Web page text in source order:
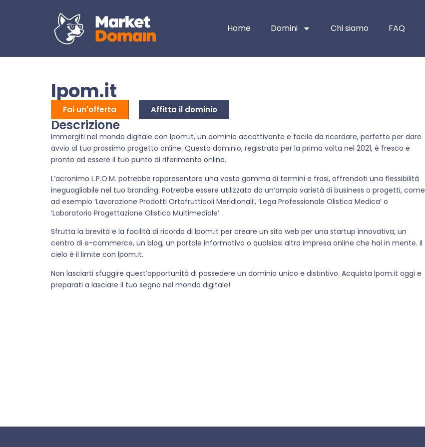
Home Domini Chi siamo FAQ
lpom.it
Fai un'offerta Affitta il dominio
Descrizione
Immergiti nel mondo digitale con lpom.it, un dominio accattivante e facile da ricordare, perfetto per dare
avvio al tuo prossimo progetto online. Questo dominio, registrato per la prima volta nel 2021, è fresco e
pronto ad essere il tuo punto di riferimento online.
L’acronimo L.P.O.M. potrebbe rappresentare una vasta gamma di termini e frasi, offrendoti una flessibilità
ineguagliabile nel tuo branding. Potrebbe essere utilizzato da un’ampia varietà di business o progetti, come
ad esempio ‘Lavorazione Prodotti Ortofrutticoli Meridionali’, ‘Lega Professionale Olistica Medica’ o
‘Laboratorio Progettazione Olistica Multimediale’.
Sfrutta la brevità e la facilità di ricordo di lpom.it per creare un sito web per una startup innovativa, un
centro di e-commerce, un blog, un portale informativo o qualsiasi altra impresa online che hai in mente. Il
cielo è il limite con lpom.it.
Non lasciarti sfuggire quest’opportunità di possedere un dominio unico e distintivo. Acquista lpom.it oggi e
preparati a lasciare il tuo segno nel mondo digitale!